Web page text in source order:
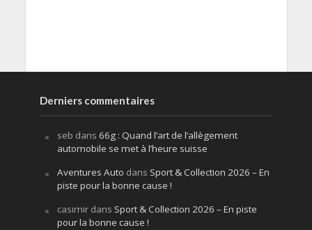
Derniers commentaires
seb dans 66g : Quand l’art de l’allègement
automobile se met à l’heure suisse
Aventures Auto dans Sport & Collection 2026 – En
piste pour la bonne cause !
casimirdans Sport & Collection 2026 – En piste
pour la bonne cause !